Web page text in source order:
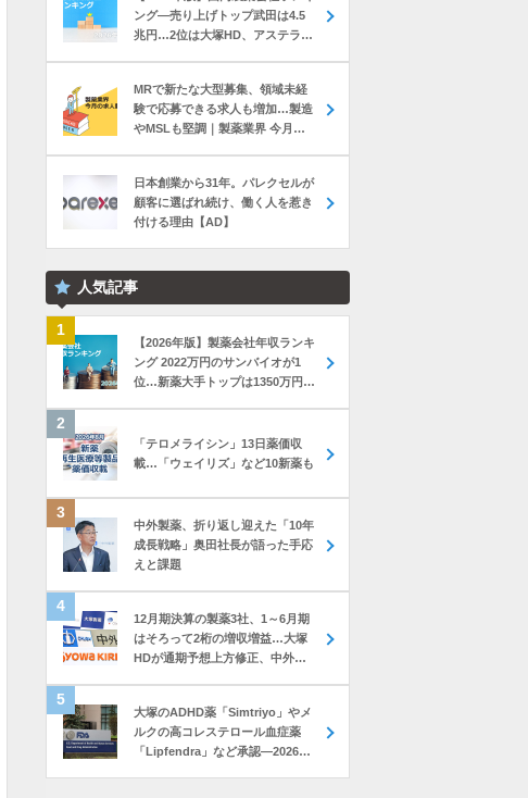
ング―売り上げトップ武田は4.5
兆円…2位は大塚HD、アステラス
MRで新たな大型募集、領域未経
験で応募できる求人も増加…製造
やMSLも堅調｜製薬業界 今月の
日本創業から31年。パレクセルが
顧客に選ばれ続け、働く人を惹き
付ける理由【AD】
人気記事
【2026年版】製薬会社年収ランキ
ング 2022万円のサンバイオが1
位…新薬大手トップは1350万円の
「テロメライシン」13日薬価収
載…「ウェイリズ」など10新薬も
中外製薬、折り返し迎えた「10年
成長戦略」奥田社長が語った手応
えと課題
12月期決算の製薬3社、1～6月期
はそろって2桁の増収増益…大塚
HDが通期予想上方修正、中外も
大塚のADHD薬「Simtriyo」やメ
ルクの高コレステロール血症薬
「Lipfendra」など承認―2026年